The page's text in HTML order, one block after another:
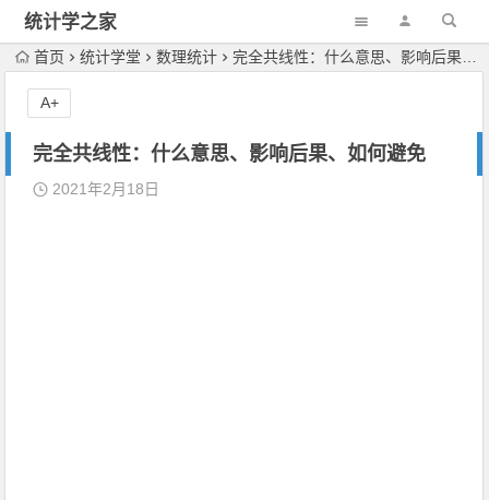
统计学之家
首页 统计学堂 数理统计 完全共线性：什么意思、影响后果、如何避免
完全共线性：什么意思、影响后果、如何避免
2021年2月18日
A+